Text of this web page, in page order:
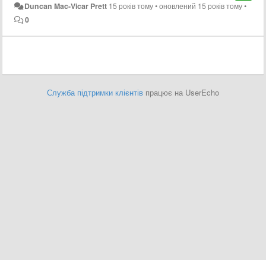
Duncan Mac-Vicar Prett 15 років тому•оновлений 15 років тому•
0
Служба підтримки клієнтів працює на UserEcho